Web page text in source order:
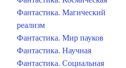
Фантастика. Магический
реализм
Фантастика. Мир пауков
Фантастика. Научная
Фантастика. Социальная